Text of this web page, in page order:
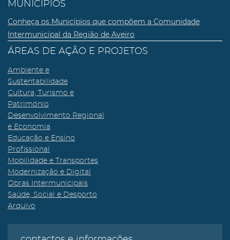
MUNICÍPIOS
Conheça os Municípios que compõem a Comunidade
Intermunicipal da Região de Aveiro
ÁREAS DE AÇÃO E PROJETOS
Ambiente e
Sustentabilidade
Cultura, Turismo e
Património
Desenvolvimento Regional
e Economia
Educação e Ensino
Profissional
Mobilidade e Transportes
Modernização e Digital
Obras Intermunicipais
Saúde, Social e Desporto
Arquivo